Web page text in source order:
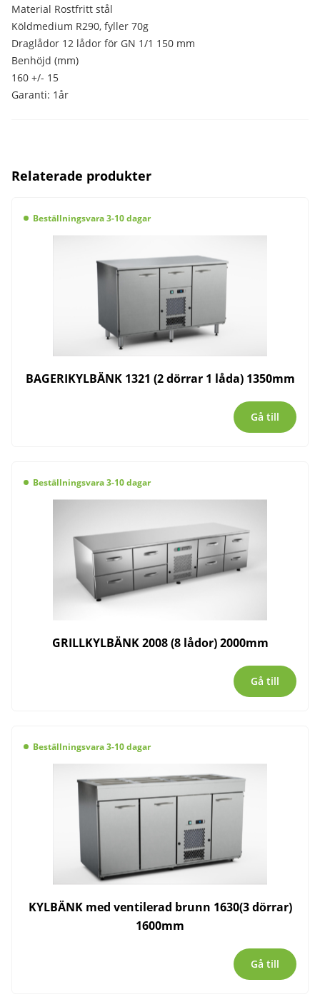
Material Rostfritt stål
Köldmedium R290, fyller 70g
Draglådor 12 lådor för GN 1/1 150 mm
Benhöjd (mm)
160 +/- 15
Garanti: 1år
Relaterade produkter
Beställningsvara 3-10 dagar
BAGERIKYLBÄNK 1321 (2 dörrar 1 låda) 1350mm
Gå till
Beställningsvara 3-10 dagar
GRILLKYLBÄNK 2008 (8 lådor) 2000mm
Gå till
Beställningsvara 3-10 dagar
KYLBÄNK med ventilerad brunn 1630(3 dörrar)
1600mm
Gå till